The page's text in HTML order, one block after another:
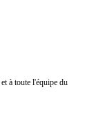
et à toute l'équipe du